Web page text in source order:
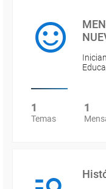
1
Temas
1